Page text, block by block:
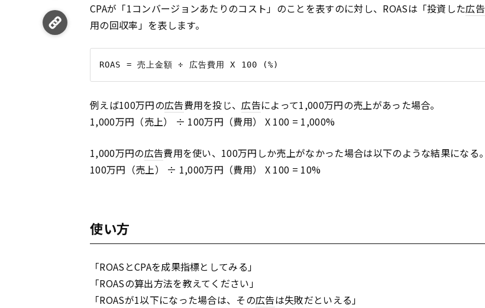
CPAが「1コンバージョンあたりのコスト」のことを表すのに対し、ROASは「投資した広告
用の回収率」を表します。
例えば100万円の広告費用を投じ、広告によって1,000万円の売上があった場合。
1,000万円（売上） ÷ 100万円（費用） X 100 = 1,000%
1,000万円の広告費用を使い、100万円しか売上がなかった場合は以下のような結果になる。
100万円（売上） ÷ 1,000万円（費用） X 100 = 10%
使い方
「ROASとCPAを成果指標としてみる」
「ROASの算出方法を教えてください」
「ROASが1以下になった場合は、その広告は失敗だといえる」